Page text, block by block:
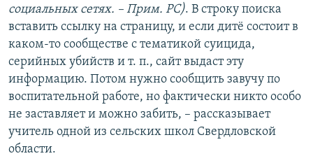
социальных сетях. – Прим. РС). В строку поиска
вставить ссылку на страницу, и если дитё состоит в
каком-то сообществе с тематикой суицида,
серийных убийств и т. п., сайт выдаст эту
информацию. Потом нужно сообщить завучу по
воспитательной работе, но фактически никто особо
не заставляет и можно забить, – рассказывает
учитель одной из сельских школ Свердловской
области.